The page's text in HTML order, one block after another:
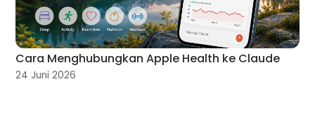
Cara Menghubungkan Apple Health ke Claude
24 Juni 2026